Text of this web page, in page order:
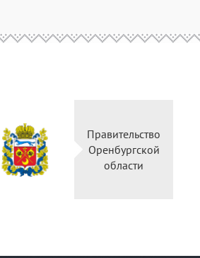
Правительство
Оренбургской
области